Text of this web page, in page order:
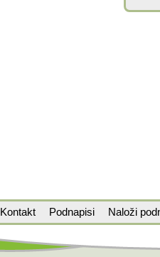
Kontakt Podnapisi Naloži